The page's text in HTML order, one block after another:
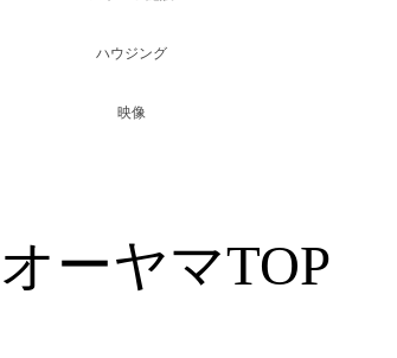
ーヤマTOP
ハウジング
映像